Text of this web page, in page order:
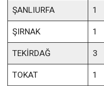
ŞANLIURFA 1
ŞIRNAK 1
TEKİRDAĞ 3
TOKAT 1